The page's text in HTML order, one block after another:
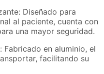
Diseñado para
al paciente, cuenta con
una mayor seguridad.
Fabricado en aluminio, el
facilitando su